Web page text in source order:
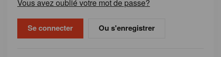
Vous avez oublié votre mot de passe?
Ou s'enregistrer